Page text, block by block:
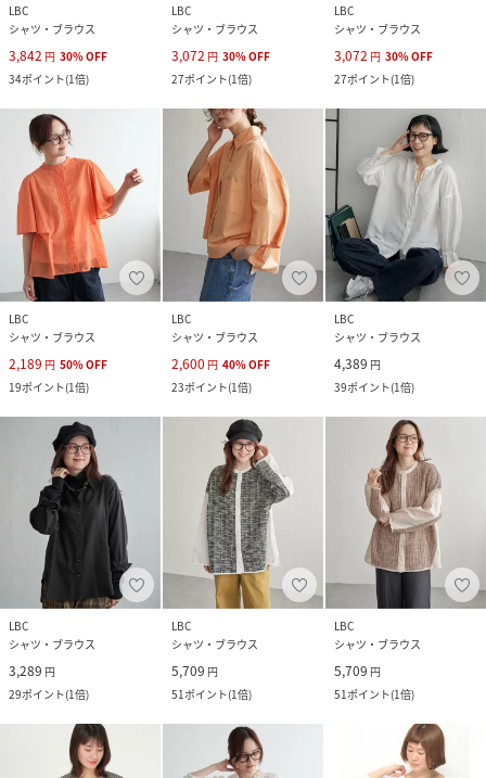
LBC
シャツ・ブラウス
3,842 円 30%OFF
34ポイント(1倍)
LBC
シャツ・ブラウス
3,072 円 30%OFF
27ポイント(1倍)
LBC
シャツ・ブラウス
3,072 円 30%OFF
27ポイント(1倍)
LBC
シャツ・ブラウス
2,189 円 50%OFF
19ポイント(1倍)
LBC
シャツ・ブラウス
2,600 円 40%OFF
23ポイント(1倍)
LBC
シャツ・ブラウス
4,389 円
39ポイント(1倍)
LBC
シャツ・ブラウス
3,289 円
29ポイント(1倍)
LBC
シャツ・ブラウス
5,709 円
51ポイント(1倍)
LBC
シャツ・ブラウス
5,709 円
51ポイント(1倍)